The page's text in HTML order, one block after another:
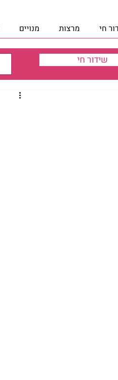
חי מרצות מנויים
שידור חי